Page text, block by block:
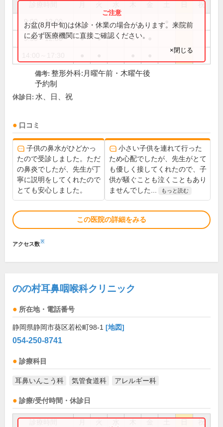
祝
9:00～12:00
9:30～12:30 ● ● ●
お盆(8月中旬)は休診・休業の場合があります。来院前
に必ず医療機関に直接ご確認ください。
×閉じる
備考: 整形外科:月曜午前・木曜午後
予約制
休診日: 水、日、祝
口コミ
子供の鼻水がひどかっ
たので受診しました。ただ
の鼻炎でしたが、先生が丁
寧に説明をしてくれたので
とても安心しました。
小さい子供を連れて行った
ため心配でしたが、先生がとて
も優しく接してくれたので、子
供が騒ぐことも泣くこともあり
ませんでした...
もっと読む
この医院の詳細をみる
アクセス数※
のの村耳鼻咽喉科クリニック
所在地・電話番号
静岡県静岡市葵区若松町98-1 [地図]
054-250-8741
診療科目
耳鼻いんこう科 気管食道科 アレルギー科
診療/受付時間・休診日
祝